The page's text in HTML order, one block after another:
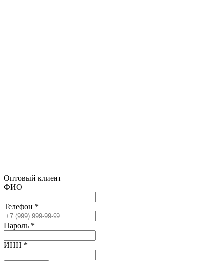
Оптовый клиент
ФИО
Телефон *
Пароль *
ИНН *